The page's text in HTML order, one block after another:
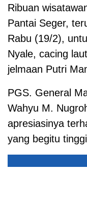
Ribuan
Pantai Seger,
Rabu (19/2),
Nyale, cacing
jelmaan Putri
PGS. General
Wahyu M.
apresiasinya
yang begitu